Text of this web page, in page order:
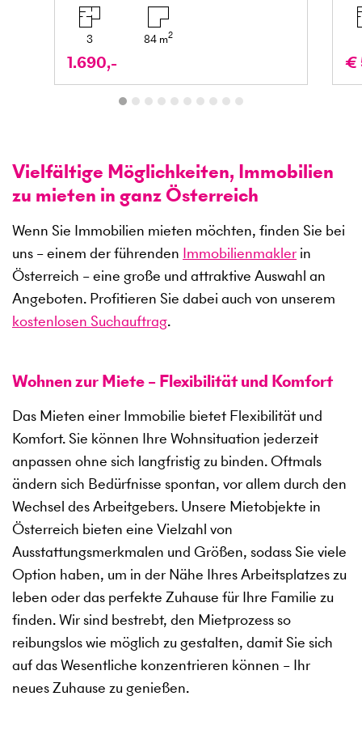
3 84m2
1.690,- €
Vielfältige Möglichkeiten, Immobilien
zu mieten in ganz Österreich
Wenn Sie Immobilien mieten möchten, finden Sie bei
uns – einem der führenden Immobilienmakler in
Österreich – eine große und attraktive Auswahl an
Angeboten. Profitieren Sie dabei auch von unserem
kostenlosen Suchauftrag.
Wohnen zur Miete – Flexibilität und Komfort
Das Mieten einer Immobilie bietet Flexibilität und
Komfort. Sie können Ihre Wohnsituation jederzeit
anpassen ohne sich langfristig zu binden. Oftmals
ändern sich Bedürfnisse spontan, vor allem durch den
Wechsel des Arbeitgebers. Unsere Mietobjekte in
Österreich bieten eine Vielzahl von
Ausstattungsmerkmalen und Größen, sodass Sie viele
Option haben, um in der Nähe Ihres Arbeitsplatzes zu
leben oder das perfekte Zuhause für Ihre Familie zu
finden. Wir sind bestrebt, den Mietprozess so
reibungslos wie möglich zu gestalten, damit Sie sich
auf das Wesentliche konzentrieren können – Ihr
neues Zuhause zu genießen.